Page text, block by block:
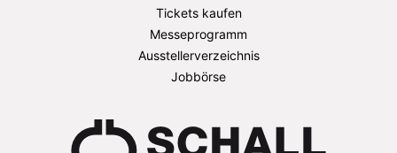
Tickets kaufen
Messeprogramm
Ausstellerverzeichnis
Jobbörse